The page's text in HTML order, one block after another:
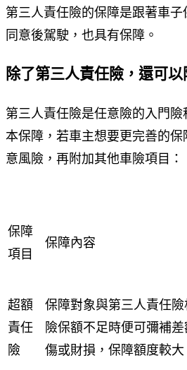
第三人責任險的保障是跟著車
同意後駕駛，也具有保障。
除了第三人責任險，還可
第三人責任險是任意險的入門
本保障，若車主想要更完善的
意風險，再附加其他車險項目：
保障
項目
保障內容
超額
責任
險
保障對象與第三人責任
險保額不足時便可彌補
傷或財損，保障額度較大